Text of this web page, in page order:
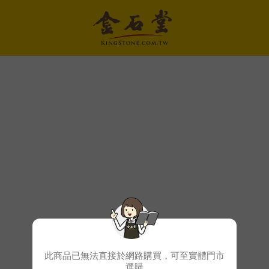
此商品已無法直接於網路購買，可至實體門市
選購